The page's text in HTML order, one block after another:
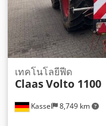
Kassel 8,749 km
เทคโนโลยีฟีด
ClaasVolto 1100